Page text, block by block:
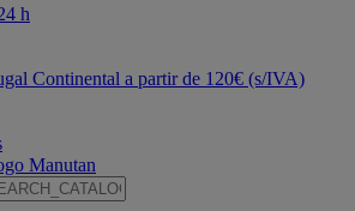
h
Continental a partir de 120€ (s/IVA)